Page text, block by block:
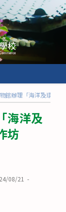
館辦理「海洋及環境
海洋及
坊
08/21